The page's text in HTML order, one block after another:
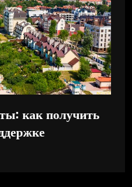
как получить